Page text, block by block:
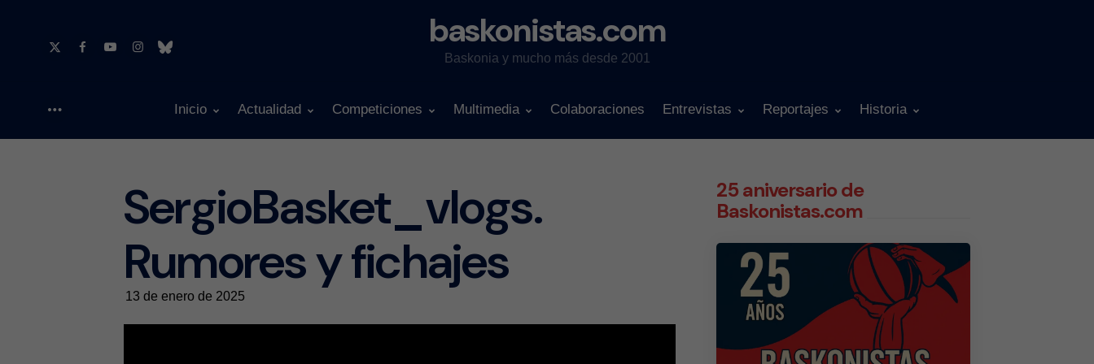
baskonistas.com
Baskonia y mucho más desde 2001
Inicio Actualidad Competiciones Multimedia Colaboraciones Entrevistas Reportajes Historia
SergioBasket_vlogs.
Rumores y fichajes
13 de enero de 2025
25 aniversario de
Baskonistas.com